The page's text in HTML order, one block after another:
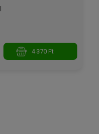
4 370 Ft